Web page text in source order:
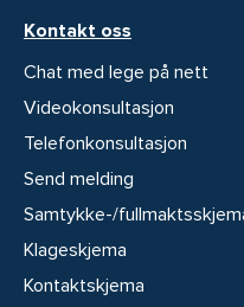
Kontakt oss
Chat med lege på nett
Videokonsultasjon
Telefonkonsultasjon
Send melding
Samtykke-/
Klageskjema
Kontaktskjema